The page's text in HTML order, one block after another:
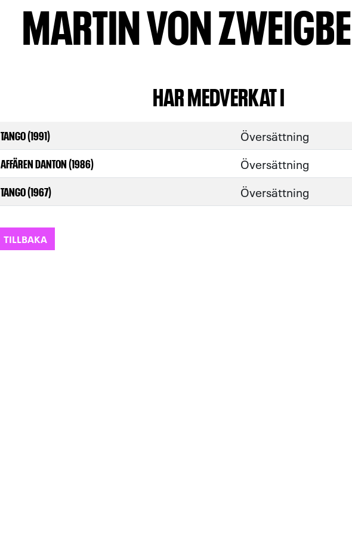
MARTIN VON
HAR MEDVERKAT I
TANGO (1991) Översättning
AFFÄREN DANTON (1986) Översättning
TANGO (1967) Översättning
TILLBAKA